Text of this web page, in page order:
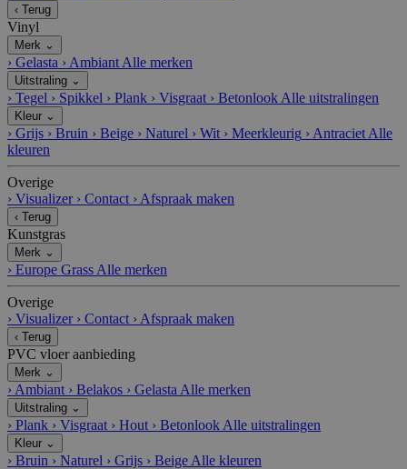
‹ Terug
Vinyl
Merk ⌄
› Gelasta › Ambiant Alle merken
Uitstraling ⌄
› Tegel › Spikkel › Plank › Visgraat › Betonlook Alle uitstralingen
Kleur ⌄
› Grijs › Bruin › Beige › Naturel › Wit › Meerkleurig › Antraciet Alle
kleuren
Overige
› Visualizer › Contact › Afspraak maken
‹ Terug
Kunstgras
Merk ⌄
› Europe Grass Alle merken
Overige
› Visualizer › Contact › Afspraak maken
‹ Terug
PVC vloer aanbieding
Merk ⌄
› Ambiant › Belakos › Gelasta Alle merken
Uitstraling ⌄
› Plank › Visgraat › Hout › Betonlook Alle uitstralingen
Kleur ⌄
› Bruin › Naturel › Grijs › Beige Alle kleuren